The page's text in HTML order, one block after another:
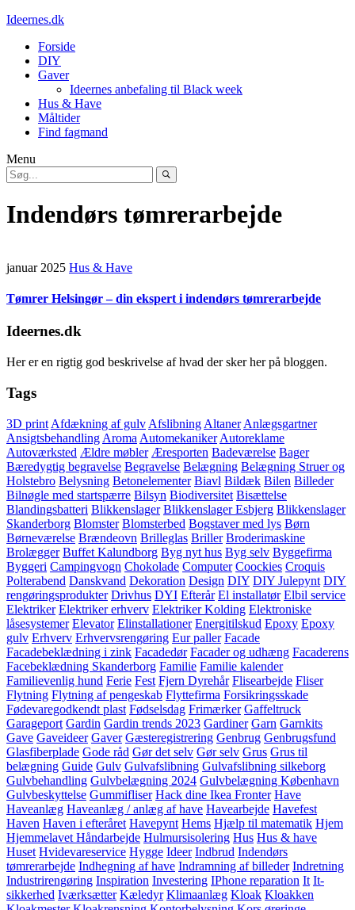
Ideernes.dk
Forside
DIY
Gaver
Ideernes anbefaling til Black week
Hus & Have
Måltider
Find fagmand
Menu
Indendørs tømrerarbejde
januar 2025 Hus & Have
Tømrer Helsingør – din ekspert i indendørs tømrerarbejde
Ideernes.dk
Her er en rigtig god beskrivelse af hvad der sker her på bloggen.
Tags
3D print Afdækning af gulv Afslibning Altaner Anlægsgartner
Ansigtsbehandling Aroma Automekaniker Autoreklame
Autoværksted Ældre møbler Æresporten Badeværelse Bager
Bæredygtig begravelse Begravelse Belægning Belægning Struer og
Holstebro Belysning Betonelementer Biavl Bildæk Bilen Billeder
Bilnøgle med startspærre Bilsyn Biodiversitet Bisættelse
Blandingsbatteri Blikkenslager Blikkenslager Esbjerg Blikkenslager
Skanderborg Blomster Blomsterbed Bogstaver med lys Børn
Børneværelse Brændeovn Brilleglas Briller Broderimaskine
Brolægger Buffet Kalundborg Byg nyt hus Byg selv Byggefirma
Byggeri Campingvogn Chokolade Computer Coockies Croquis
Polterabend Danskvand Dekoration Design DIY DIY Julepynt DIY
rengøringsprodukter Drivhus DYI Efterår El installatør Elbil service
Elektriker Elektriker erhverv Elektriker Kolding Elektroniske
låsesystemer Elevator Elinstallationer Energitilskud Epoxy Epoxy
gulv Erhverv Erhvervsrengøring Eur paller Facade
Facadebeklædning i zink Facadedør Facader og udhæng Facaderens
Facebeklædning Skanderborg Familie Familie kalender
Familievenlig hund Ferie Fest Fjern Dyrehår Flisearbejde Fliser
Flytning Flytning af pengeskab Flyttefirma Forsikringsskade
Fødevaregodkendt plast Fødselsdag Frimærker Gaffeltruck
Garageport Gardin Gardin trends 2023 Gardiner Garn Garnkits
Gave Gaveideer Gaver Gæsteregistrering Genbrug Genbrugsfund
Glasfiberplade Gode råd Gør det selv Gør selv Grus Grus til
belægning Guide Gulv Gulvafslibning Gulvafslibning silkeborg
Gulvbehandling Gulvbelægning 2024 Gulvbelægning København
Gulvbeskyttelse Gummifliser Hack dine Ikea Fronter Have
Haveanlæg Haveanlæg / anlæg af have Havearbejde Havefest
Haven Haven i efteråret Havepynt Hems Hjælp til matematik Hjem
Hjemmelavet Håndarbejde Hulmursisolering Hus Hus & have
Huset Hvidevareservice Hygge Ideer Indbrud Indendørs
tømrerarbejde Indhegning af have Indramning af billeder Indretning
Industrirengøring Inspiration Investering IPhone reparation It It-
sikkerhed Iværksætter Kæledyr Klimaanlæg Kloak Kloakken